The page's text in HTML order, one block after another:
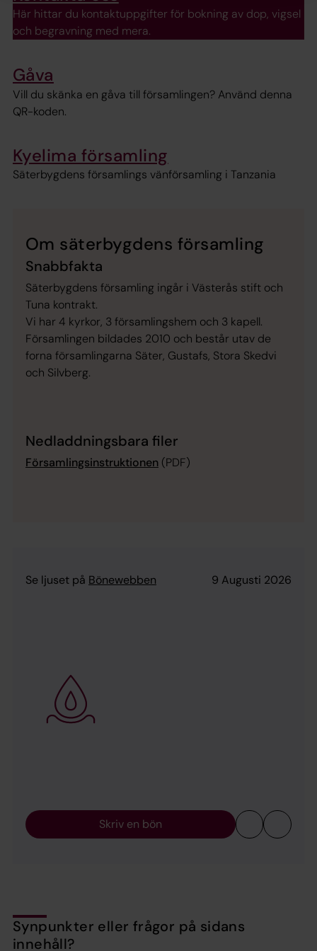
Här hittar du kontaktuppgifter för bokning av dop, vigsel
och begravning med mera.
Gåva
Vill du skänka en gåva till församlingen? Använd denna
QR-koden.
Kyelima församling
Säterbygdens församlings vänförsamling i Tanzania
Om säterbygdens församling
Snabbfakta
Säterbygdens församling ingår i Västerås stift och
Tuna kontrakt.
Vi har 4 kyrkor, 3 församlingshem och 3 kapell.
Församlingen bildades 2010 och består utav de
forna församlingarna Säter, Gustafs, Stora Skedvi
och Silvberg.
Nedladdningsbara filer
Församlingsinstruktionen (PDF)
Se ljuset på Bönewebben 9 Augusti 2026
Skriv en bön
Synpunkter eller frågor på sidans
innehåll?